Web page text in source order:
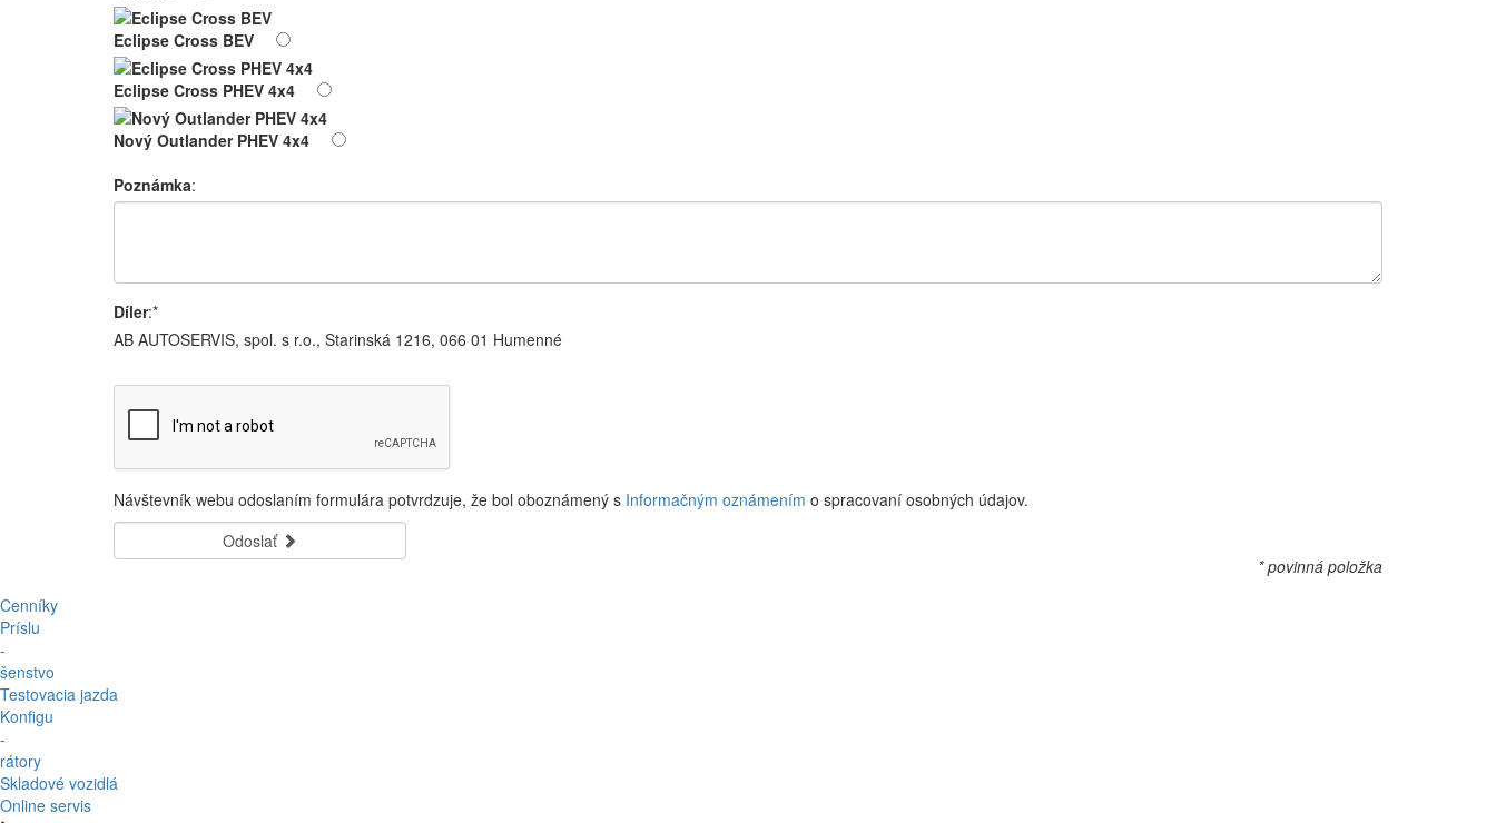
Eclipse Cross BEV
Eclipse Cross PHEV 4x4
Nový Outlander PHEV 4x4
Poznámka:
Díler:*
AB AUTOSERVIS, spol. s r.o., Starinská 1216, 066 01 Humenné
Návštevník webu odoslaním formulára potvrdzuje, že bol oboznámený s Informačným oznámením o spracovaní osobných údajov.
Odoslať
* povinná položka
Cenníky
Príslu
-
šenstvo
Testovacia jazda
Konfigu
-
rátory
Skladové vozidlá
Online servis